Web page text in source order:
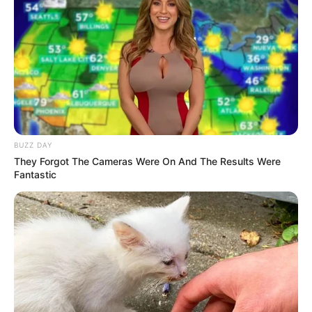
https://youtu.be/d4kraeRSOdo
TAGS DRAMA KOREA STOCK STRUCK
BUZZ DAY
They Forgot The Cameras Were On And The Results Were
Fantastic